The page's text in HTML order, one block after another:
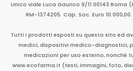
Unico viale Luca Gaurico 9/11 00143 Roma
RM-1374205. Cap. Soc. Euro
Tutti i prodotti esposti su questo sito ed
medici, dispositivi medico-diagnostici,
medicazioni per uso esterno, nonché
www.ecofarma.it (testi, immagini, foto,